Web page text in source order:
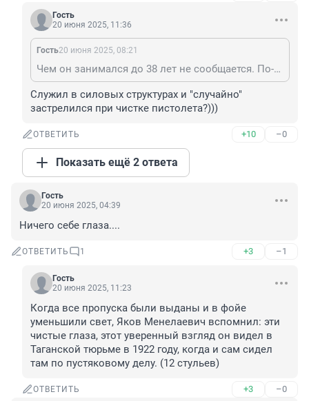
Гость
20 июня 2025, 11:36
Гость20 июня 2025, 08:21
Чем он занимался до 38 лет не сообщается. По-видимому служил в силовых структурах, оттуда и наградное оружие.
Служил в силовых структурах и "случайно"
застрелился при чистке пистолета?)))
ОТВЕТИТЬ +10 –0
Показать ещё 2 ответа
Гость
20 июня 2025, 04:39
Ничего себе глаза....
ОТВЕТИТЬ 1 +3 –1
Гость
20 июня 2025, 11:23
Когда все пропуска были выданы и в фойе
уменьшили свет, Яков Менелаевич вспомнил: эти
чистые глаза, этот уверенный взгляд он видел в
Таганской тюрьме в 1922 году, когда и сам сидел
там по пустяковому делу. (12 стульев)
ОТВЕТИТЬ +3 –0